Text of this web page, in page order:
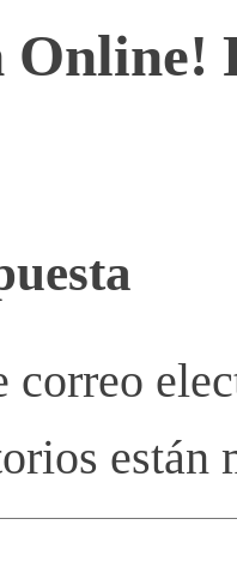
correo
están